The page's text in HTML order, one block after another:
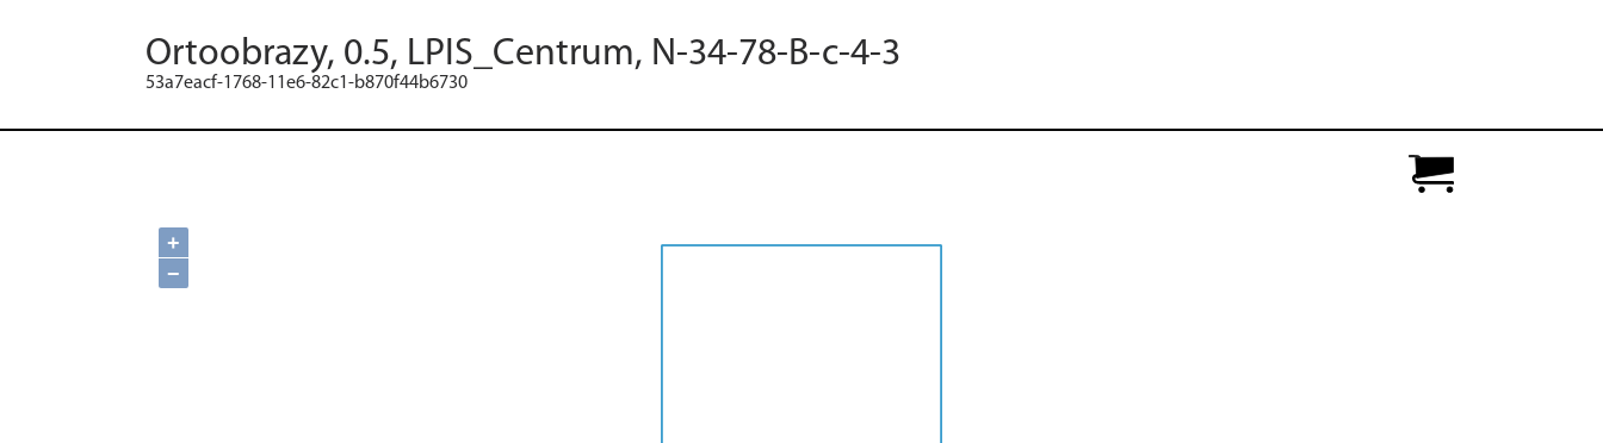
Ortoobrazy, 0.5, LPIS_Centrum, N-34-78-B-c-4-3
53a7eacf-1768-11e6-82c1-b870f44b6730
+
−